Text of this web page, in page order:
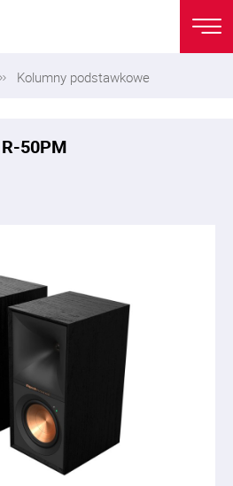
Kolumny podstawkowe
50PM